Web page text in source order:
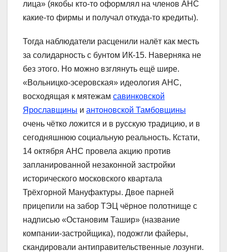
лица» (якобы кто-то оформлял на членов АНС
какие-то фирмы и получал откуда-то кредиты).
Тогда наблюдатели расценили налёт как месть
за солидарность с бунтом ИК-15. Наверняка не
без этого. Но можно взглянуть ещё шире.
«Вольницко-эсеровская» идеология АНС,
восходящая к мятежам савинковской
Ярославщины и антоновской Тамбовщины
очень чётко ложится и в русскую традицию, и в
сегодняшнюю социальную реальность. Кстати,
14 октября АНС провела акцию против
запланированной незаконной застройки
исторического московского квартала
Трёхгорной Мануфактуры. Двое парней
прицепили на забор ТЭЦ чёрное полотнище с
надписью «Остановим Ташир» (название
компании-застройщика), подожгли файеры,
скандировали антиправительственные лозунги.